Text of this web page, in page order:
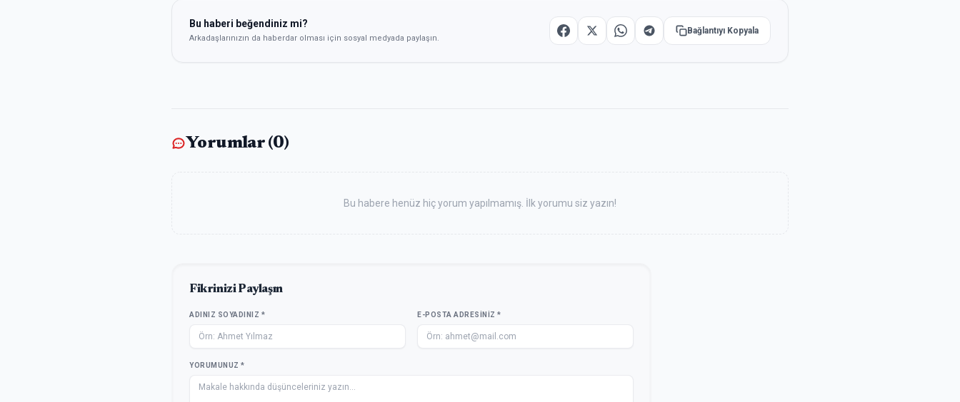
Bu haberi beğendiniz mi?
Arkadaşlarınızın da haberdar olması için sosyal medyada paylaşın.
Bağlantıyı Kopyala
Yorumlar (0)
Bu habere henüz hiç yorum yapılmamış. İlk yorumu siz yazın!
Fikrinizi Paylaşın
ADINIZ SOYADINIZ * E-POSTA ADRESINIZ *
YORUMUNUZ *